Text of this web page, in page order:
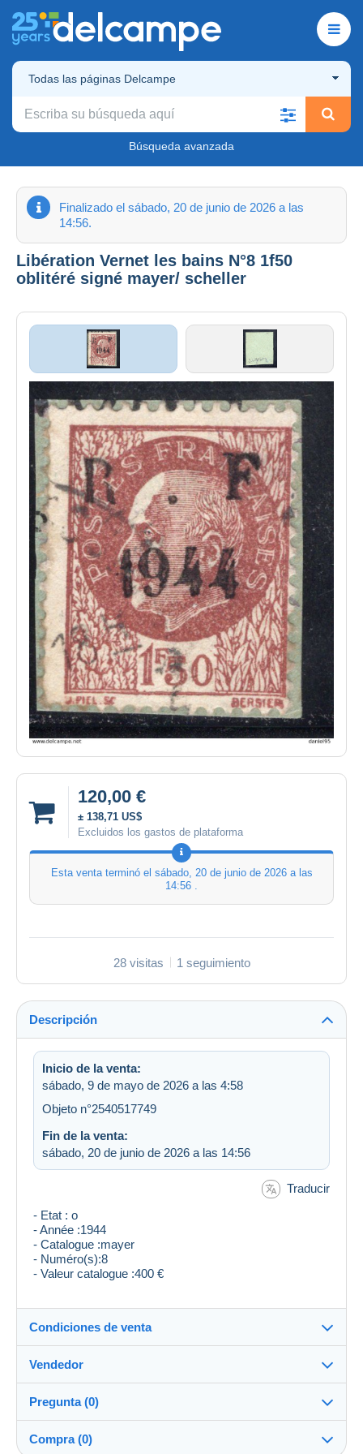
Todas las páginas Delcampe
Búsqueda avanzada
Finalizado el sábado, 20 de junio de 2026 a las
14:56.
Libération Vernet les bains N°8 1f50
oblitéré signé mayer/ scheller
120,00 €
± 138,71 US$
Excluidos los gastos de plataforma
Esta venta terminó el sábado, 20 de junio de 2026 a las
14:56
28 visitas 1 seguimiento
Descripción
Inicio de la venta:
sábado, 9 de mayo de 2026 a las 4:58
Objeto n°2540517749
Fin de la venta:
sábado, 20 de junio de 2026 a las 14:56
Traducir
- Etat : o
- Année :1944
- Catalogue :mayer
- Numéro(s):8
- Valeur catalogue :400 €
Condiciones de venta
Envío tras el pago dentro de los 14 días
Vendedor
daniel95100%(1225x)
Pregunta (0)
Compra (0)